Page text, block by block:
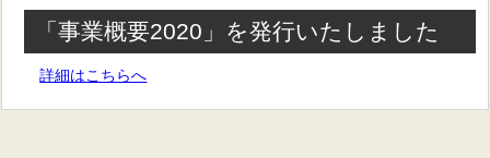
「事業概要2020」を発行いたしました
詳細はこちらへ